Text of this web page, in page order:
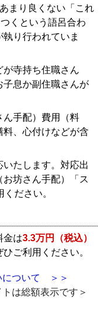
まり良くない「これ
くという語呂合わ
り行われていま
が寺持ち住職さん
子息か副住職さんが
ん手配）費用（料
、心付けなどが含
たします。対応出
坊さん手配）「ス
ください。
金は3.3万円（税込）
ご利用ください。
について ＞＞
トは総額表示です＞